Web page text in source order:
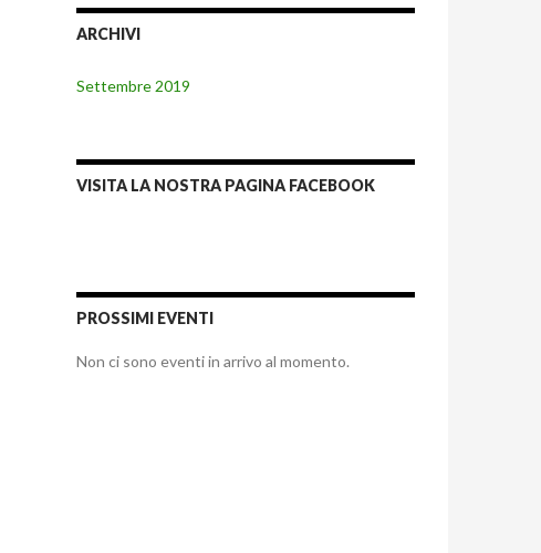
ARCHIVI
Settembre 2019
VISITA LA NOSTRA PAGINA FACEBOOK
PROSSIMI EVENTI
Non ci sono eventi in arrivo al momento.